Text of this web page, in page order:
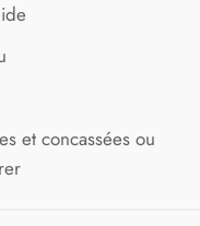
et concassées ou